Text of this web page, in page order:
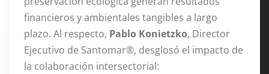
financieros y ambientales tangibles a largo
plazo. Al respecto, Pablo Konietzko, Director
Ejecutivo de Santomar®, desglosó el impacto de
la colaboración intersectorial: